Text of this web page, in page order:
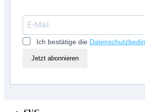
Ich bestätige die
Jetzt abonnieren